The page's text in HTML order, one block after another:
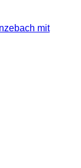
mit